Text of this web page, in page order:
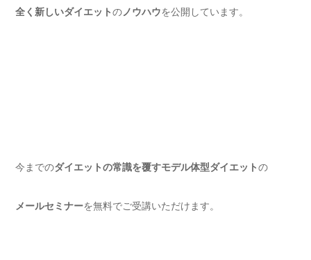
全く新しいダイエットの ノウハウを公開しています。
今までのダイエットの常識を覆すモデル体型ダイエットの
メールセミナーを無料でご受講いただけます。